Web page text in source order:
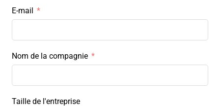
E-mail
Nom de la compagnie
Taille de l'entreprise